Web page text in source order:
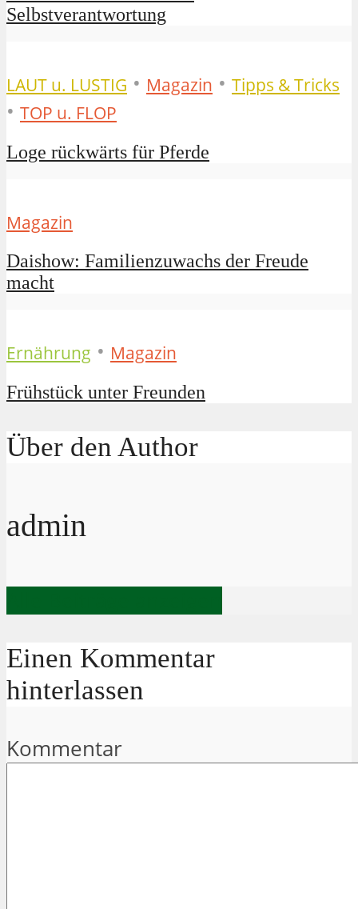
Selbstverantwortung
LAUT u. LUSTIG • Magazin • Tipps & Tricks
• TOP u. FLOP
Loge rückwärts für Pferde
Magazin
Daishow: Familienzuwachs der Freude
macht
Ernährung • Magazin
Frühstück unter Freunden
Über den Author
admin
Einen Kommentar
hinterlassen
Kommentar